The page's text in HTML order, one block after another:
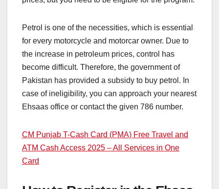
Petrol is one of the necessities, which is essential
for every motorcycle and motorcar owner. Due to
the increase in petroleum prices, control has
become difficult. Therefore, the government of
Pakistan has provided a subsidy to buy petrol. In
case of ineligibility, you can approach your nearest
Ehsaas office or contact the given 786 number.
CM Punjab T-Cash Card (PMA) Free Travel and
ATM Cash Access 2025 – All Services in One
Card